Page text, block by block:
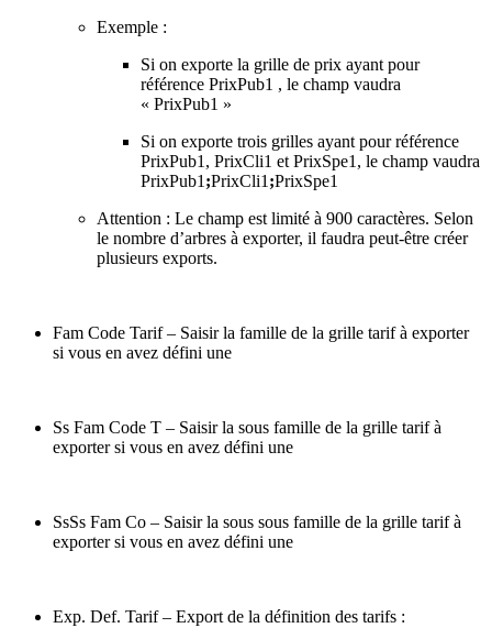
Exemple :
Si on exporte la grille de prix ayant pour
référence PrixPub1 , le champ vaudra
« PrixPub1 »
Si on exporte trois grilles ayant pour référence
PrixPub1, PrixCli1 et PrixSpe1, le champ vaudra
PrixPub1 ;PrixCli1 ;PrixSpe1
Attention : Le champ est limité à 900 caractères. Selon
le nombre d’arbres à exporter, il faudra peut-être créer
plusieurs exports.
Fam Code Tarif – Saisir la famille de la grille tarif à exporter
si vous en avez défini une
Ss Fam Code T – Saisir la sous famille de la grille tarif à
exporter si vous en avez défini une
SsSs Fam Co – Saisir la sous sous famille de la grille tarif à
exporter si vous en avez défini une
Exp. Def. Tarif – Export de la définition des tarifs :